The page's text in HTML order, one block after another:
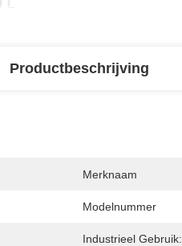
Productbeschrijving
Merknaam
Modelnummer
Industrieel Gebruik: